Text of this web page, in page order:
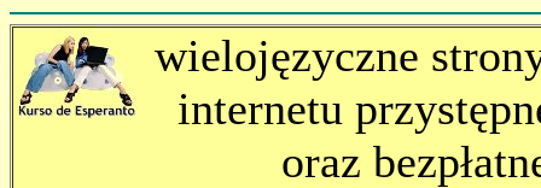
wielojęzyczne
internetu
oraz